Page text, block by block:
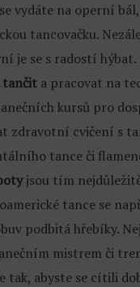
vydáte na operní
tancovačku.
je se s radostí hýbat.
tančit a pracovat na
kursů pro
zdravotní cvičení s
tance či
jsou tím
tance se
podbitá hřebíky.
mistrem či
tak, abyste se cítili